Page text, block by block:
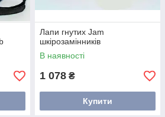
Лапи гнутих Jam
шкірозамінників
В наявності
1 078 ₴
Купити